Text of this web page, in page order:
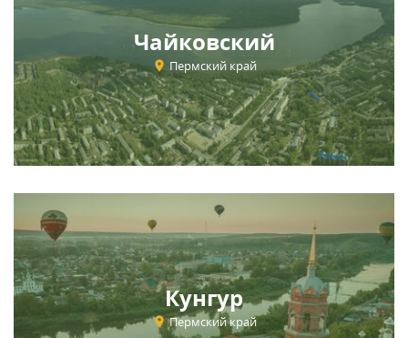
Чайковский
Пермский край
Кунгур
Пермский край